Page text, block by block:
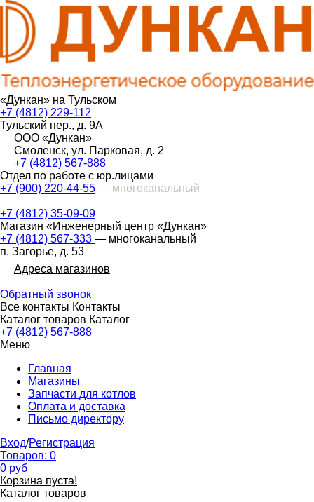
«Дункан» на Тульском
+7 (4812) 229-112
Тульский пер., д. 9А
ООО «Дункан»
Смоленск, ул. Парковая, д. 2
+7 (4812) 567-888
Отдел по работе с юр.лицами
+7 (900) 220-44-55 — многоканальный
+7 (4812) 35-09-09
Магазин «Инженерный центр «Дункан»
+7 (4812) 567-333 — многоканальный
п. Загорье, д. 53
Адреса магазинов
Обратный звонок
Все контакты Контакты
Каталог товаров Каталог
+7 (4812) 567-888
Меню
Главная
Магазины
Запчасти для котлов
Оплата и доставка
Письмо директору
Вход/Регистрация
Товаров: 0
0 руб
Корзина пуста!
Каталог товаров